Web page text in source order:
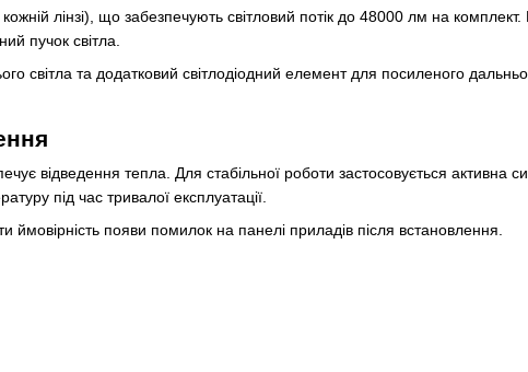
лінзі), що забезпечують світловий потік до 48000 лм на комплект.
пучок світла.
світла та додатковий світлодіодний елемент для посиленого
відведення тепла. Для стабільної роботи застосовується
під час тривалої експлуатації.
появи помилок на панелі приладів після встановлення.